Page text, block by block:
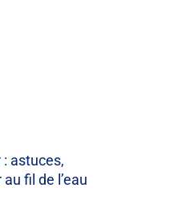
astuces,
fil de l’eau